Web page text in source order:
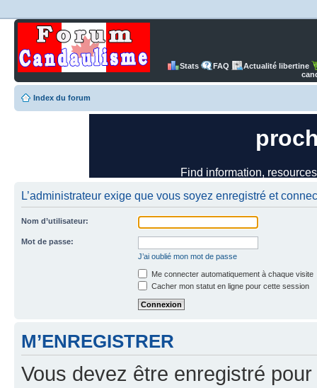
Stats FAQ
Actualité libertine
Index du forum
L’administrateur exige que vous soyez enregistré et
Nom d’utilisateur:
Mot de passe:
J’ai oublié mon mot de passe
Me connecter automatiquement à chaque visite
Cacher mon statut en ligne pour cette session
M’ENREGISTRER
Vous devez être enregistré